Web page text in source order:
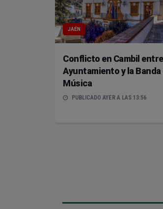
JAÉN
Conflicto en Cambil entre
Ayuntamiento y la Banda
Música
PUBLICADO AYER A LAS 13:56